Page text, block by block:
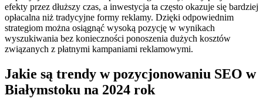
efekty przez dłuższy czas, a inwestycja ta często okazuje się bardziej
opłacalna niż tradycyjne formy reklamy. Dzięki odpowiednim
strategiom można osiągnąć wysoką pozycję w wynikach
wyszukiwania bez konieczności ponoszenia dużych kosztów
związanych z płatnymi kampaniami reklamowymi.
Jakie są trendy w pozycjonowaniu SEO w
Białymstoku na 2024 rok